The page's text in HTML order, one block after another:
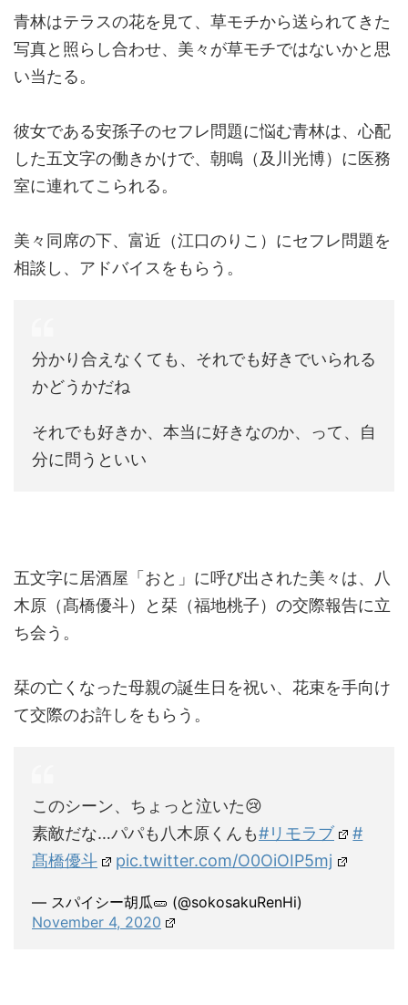
青林はテラスの花を見て、草モチから送られてきた
写真と照らし合わせ、美々が草モチではないかと思
い当たる。
彼女である安孫子のセフレ問題に悩む青林は、心配
した五文字の働きかけで、朝鳴（及川光博）に医務
室に連れてこられる。
美々同席の下、富近（江口のりこ）にセフレ問題を
相談し、アドバイスをもらう。
分かり合えなくても、それでも好きでいられる
かどうかだね
それでも好きか、本当に好きなのか、って、自
分に問うといい
五文字に居酒屋「おと」に呼び出された美々は、八
木原（髙橋優斗）と栞（福地桃子）の交際報告に立
ち会う。
栞の亡くなった母親の誕生日を祝い、花束を手向け
て交際のお許しをもらう。
このシーン、ちょっと泣いた😢
素敵だな…パパも八木原くんも#リモラブ
#
髙橋優斗
pic.twitter.com/O0OiOIP5mj
— スパイシー胡瓜🥒 (@sokosakuRenHi)
November 4, 2020